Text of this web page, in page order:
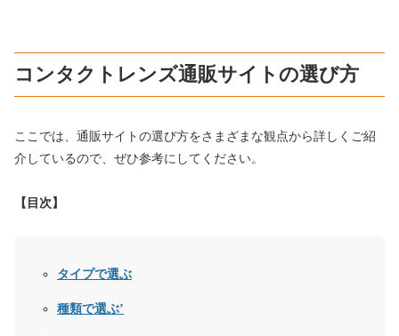
コンタクトレンズ通販サイトの選び方
ここでは、通販サイトの選び方をさまざまな観点から詳しくご紹
介しているので、ぜひ参考にしてください。
【目次】
タイプで選ぶ
種類で選ぶ’